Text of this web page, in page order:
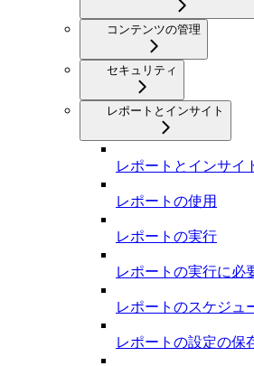
コンテンツの管理
セキュリティ
レポートとインサイト
レポートとインサイ
レポートの使用
レポートの実行
レポートの実行に必
レポートのスケジュ
レポートの設定の保